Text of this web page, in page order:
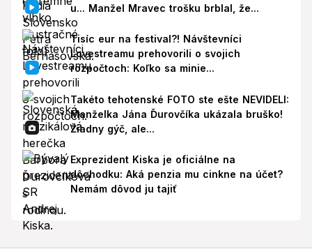
u... Manžel Mravec trošku brblal, že...
Tisíc eur na festival?! Návštevníci
Lovestreamu prehovorili o svojich
rozpočtoch: Koľko sa minie...
Takéto tehotenské FOTO ste ešte NEVIDELI:
Manželka Jána Ďurovčíka ukázala bruško!
Žiadny gýč, ale...
Exprezident Kiska je oficiálne na
dôchodku: Aká penzia mu cinkne na účet?
Nemám dôvod ju tajiť